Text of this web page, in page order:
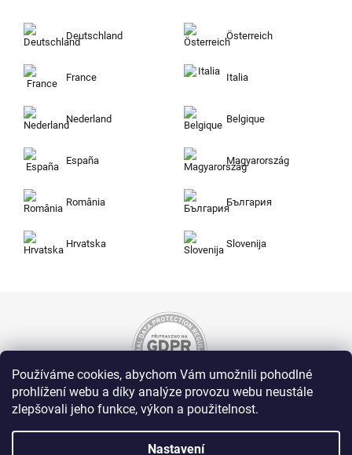
Používáme cookies, abychom Vám umožnili pohodlné
prohlížení webu a díky analýze provozu webu neustále
zlepšovali jeho funkce, výkon a použitelnost.
Nastavení
Deutschland Österreich
France Italia
Nederland Belgique
España Magyarország
România България
Hrvatska Slovenija
Nakupujte na Zuty bezpečně a bez obav. Díky
prohlížečem a serverem se přenášejí v